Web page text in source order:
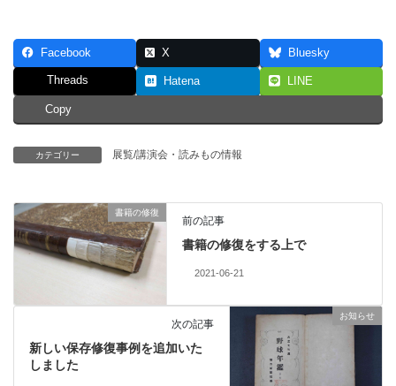
Facebook X Bluesky
Threads Hatena LINE
Copy
カテゴリー 展覧/講演会・読みもの情報
書籍の修復
前の記事
書籍の修復をする上で
2021-06-21
お知らせ
次の記事
新しい保存修復事例を追加いた
しました